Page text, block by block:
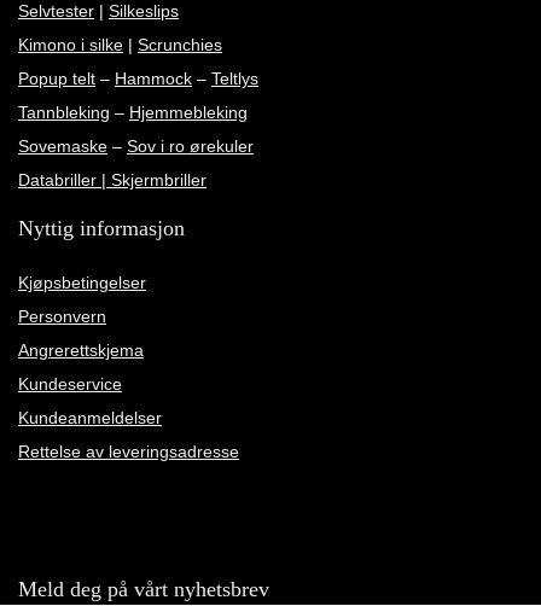
Selvtester | Silkeslips
Kimono i silke | Scrunchies
Popup telt – Hammock – Teltlys
Tannbleking – Hjemmebleking
Sovemaske – Sov i ro ørekuler
Databriller | Skjermbriller
Nyttig informasjon
Kjøpsbetingelser
Personvern
Angrerettskjema
Kundeservice
Kundeanmeldelser
Rettelse av leveringsadresse
Meld deg på vårt nyhetsbrev